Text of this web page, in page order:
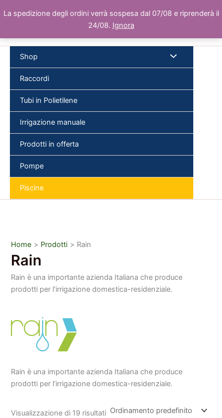
La spedizione degli ordini verrà sospesa dal 07/08 e riprenderà il
24/08. Ignora
al
Shop
Raccordi
Tubi in Polietilene
Irrigazione manuale
Prodotti in offerta
Pompe
Piscine
Home Prodotti Rain
Rain
Rain è una importante azienda Italiana che produce
prodotti per l’irrigazione domestica-residenziale.
Rain è una importante azienda Italiana che produce
prodotti per l’irrigazione domestica-residenziale.
Visualizzazione di 19 risultati